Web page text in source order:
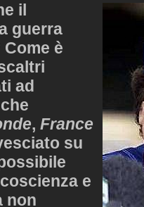
il
guerra
è
ad
, France
su
e
non